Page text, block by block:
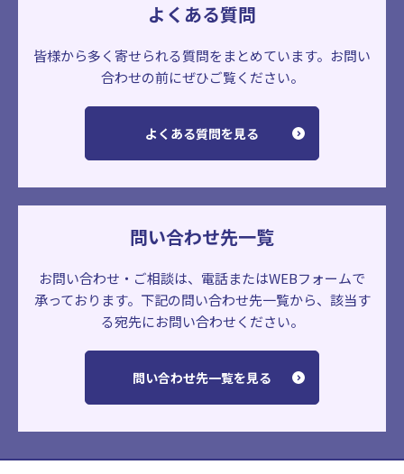
よくある質問
皆様から多く寄せられる質問をまとめています。 お問い
合わせの前にぜひご覧ください。
よくある質問を見る
問い合わせ先一覧
お問い合わせ・ご相談は、電話またはWEBフォームで
承っております。 下記の問い合わせ先一覧から、該当す
る宛先にお問い合わせください。
問い合わせ先一覧を見る